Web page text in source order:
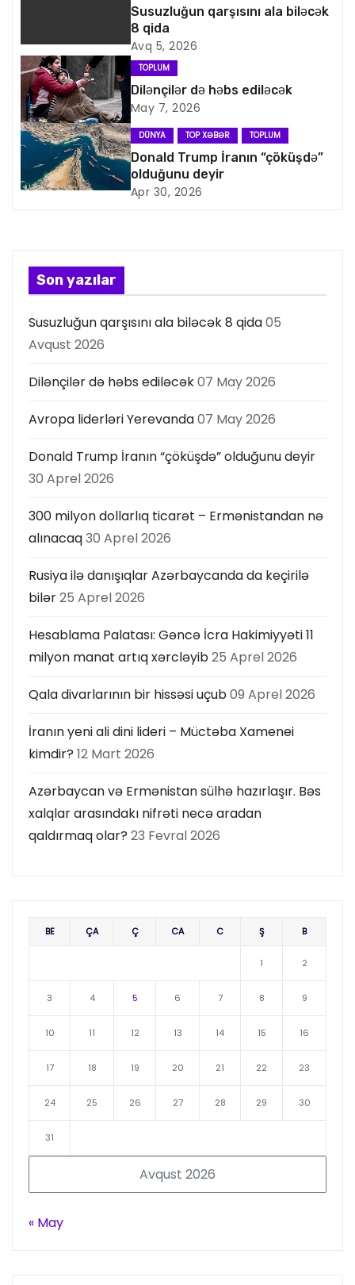
v
i
q
a
s
a
ı
Susuzluğun qarşısını ala biləcək
8 qida
Avq 5, 2026
TOPLUM
Dilənçilər də həbs ediləcək
May 7, 2026
DÜNYA TOP XƏBƏR TOPLUM
Donald Trump İranın “çöküşdə”
olduğunu deyir
Apr 30, 2026
Son yazılar
Susuzluğun qarşısını ala biləcək 8 qida05
Avqust 2026
Dilənçilər də həbs ediləcək07 May 2026
Avropa liderləri Yerevanda07 May 2026
Donald Trump İranın “çöküşdə” olduğunu deyir
30 Aprel 2026
300 milyon dollarlıq ticarət – Ermənistandan nə
alınacaq30 Aprel 2026
Rusiya ilə danışıqlar Azərbaycanda da keçirilə
bilər25 Aprel 2026
Hesablama Palatası: Gəncə İcra Hakimiyyəti 11
milyon manat artıq xərcləyib25 Aprel 2026
Qala divarlarının bir hissəsi uçub09 Aprel 2026
İranın yeni ali dini lideri – Müctəba Xamenei
kimdir? 12 Mart 2026
Azərbaycan və Ermənistan sülhə hazırlaşır. Bəs
xalqlar arasındakı nifrəti necə aradan
qaldırmaq olar? 23 Fevral 2026
Avqust 2026
BE ÇA Ç CA C Ş B
1 2
3 4 5 6 7 8 9
10 11 12 13 14 15 16
17 18 19 20 21 22 23
24 25 26 27 28 29 30
31
« May